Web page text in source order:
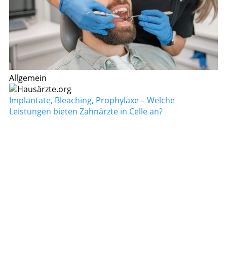
Allgemein
Implantate, Bleaching, Prophylaxe – Welche
Leistungen bieten Zahnärzte in Celle an?